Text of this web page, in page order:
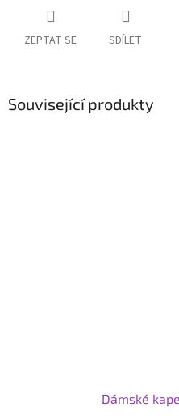
ZEPTAT SE SDÍLET
Související produkty
Dámské